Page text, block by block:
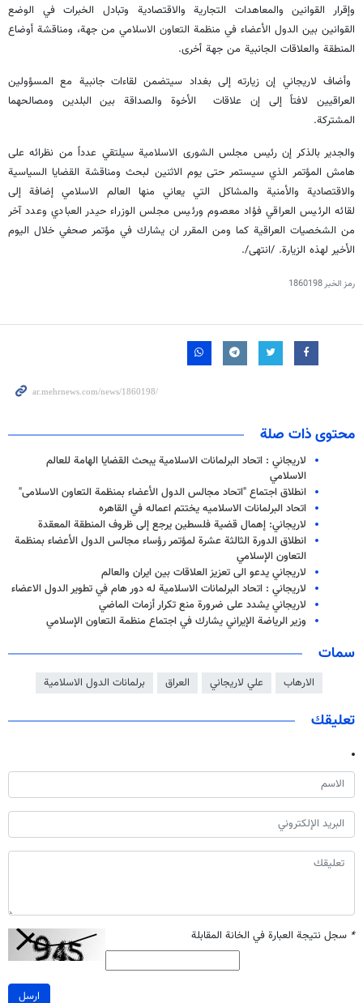
وإقرار القوانين والمعاهدات التجارية والاقتصادية وتبادل الخبرات في الوضع
القوانين بين الدول الأعضاء في منظمة التعاون الاسلامي من جهة، ومناقشة أوضاع
المنطقة والعلاقات الجانبية من جهة أخرى.
وأضاف لاريجاني إن زيارته إلى بغداد سيتضمن لقاءات جانبية مع المسؤولين
العراقيين لافتاً إلى إن علاقات الأخوة والصداقة بين البلدين ومصالحهما
المشتركة.
والجدير بالذكر إن رئيس مجلس الشورى الاسلامية سيلتقي عدداً من نظرائه على
هامش المؤتمر الذي سيستمر حتى يوم الاثنين لبحث ومناقشة القضايا السياسية
والاقتصادية والأمنية والمشاكل التي يعاني منها العالم الاسلامي إضافة إلى
لقائه الرئيس العراقي فؤاد معصوم ورئيس مجلس الوزراء حيدر العبادي وعدد آخر
من الشخصيات العراقية كما ومن المقرر ان يشارك في مؤتمر صحفي خلال اليوم
الأخير لهذه الزيارة. /انتهى/.
رمز الخبر1860198
محتوى ذات صلة
لاريجاني : اتحاد البرلمانات الاسلامية يبحث القضايا الهامة للعالم
الاسلامي
انطلاق اجتماع "اتحاد مجالس الدول الأعضاء بمنظمة التعاون الاسلامی"
اتحاد البرلمانات الاسلاميه يختتم اعماله في القاهره
لاريجاني: إهمال قضية فلسطين يرجع إلى ظروف المنطقة المعقدة
انطلاق الدورة الثالثة عشرة لمؤتمر رؤساء مجالس الدول الأعضاء بمنظمة
التعاون الإسلامي
لاريجاني يدعو الى تعزيز العلاقات بين ايران والعالم
لاريجاني : اتحاد البرلمانات الاسلامية له دور هام في تطوير الدول الاعضاء
لاريجاني يشدد على ضرورة منع تكرار أزمات الماضي
وزير الرياضة الإيراني يشارك في اجتماع منظمة التعاون الإسلامي
سمات
الارهاب علي لاريجاني العراق برلمانات الدول الاسلامية
تعليقك
* سجل نتيجة العبارة في الخانة المقابلة
ارسل